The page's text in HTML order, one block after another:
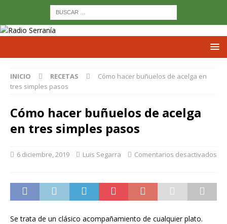
INICIO RECETAS
Cómo hacer buñuelos de acelga en
tres simples pasos
Cómo hacer buñuelos de acelga
en tres simples pasos
6 diciembre, 2019 Luis Segarra Comentarios desactivados
Se trata de un clásico acompañamiento de cualquier plato.